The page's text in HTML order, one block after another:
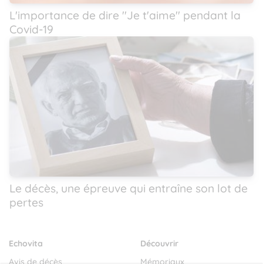
L'importance de dire ''Je t'aime'' pendant la
Covid-19
Le décès, une épreuve qui entraîne son lot de
pertes
Echovita
Avis de décès
Découvrir
Mémoriaux